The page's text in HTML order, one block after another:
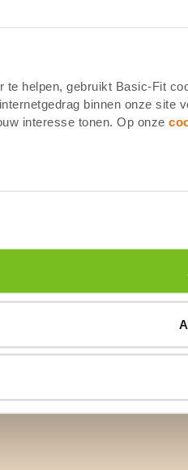
te helpen, gebruikt Basic-Fit
binnen onze site
interesse tonen. Op onze